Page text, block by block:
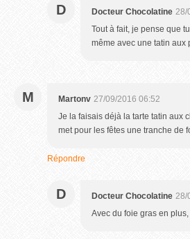
D Docteur Chocolatine 28/
Tout à fait, je pense que
même avec une tatin aux
M Martonv 27/09/2016 06:52
Je la faisais déjà la tarte tatin aux
met pour les fêtes une tranche de
Répondre
D Docteur Chocolatine 28/
Avec du foie gras en